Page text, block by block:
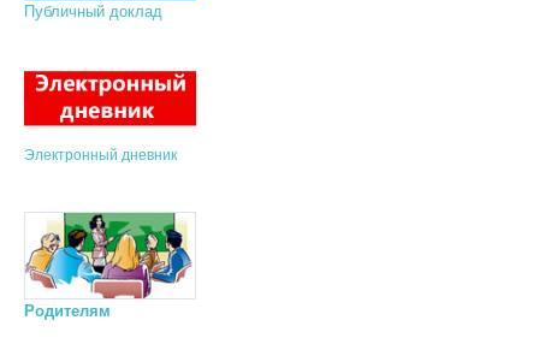
Публичный доклад
Электронный дневник
Родителям